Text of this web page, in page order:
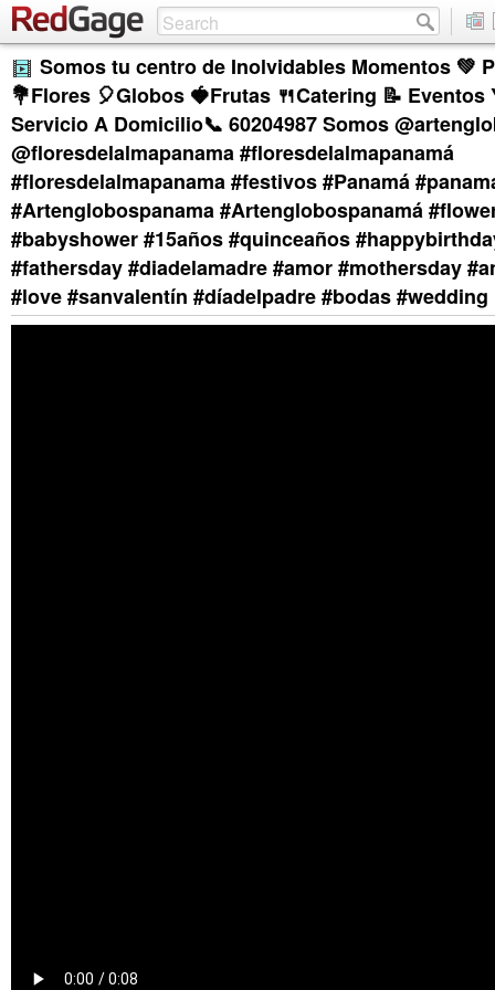
Somos tu centro de Inolvidables Momentos 💚
💐Flores 🎈Globos 🍓Frutas 🍴Catering 📝 Eventos
Servicio A Domicilio📞 60204987 Somos
@floresdelalmapanama #floresdelalmapanamá
#floresdelalmapanama #festivos #Panamá
#Artenglobospanama #Artenglobospanamá
#babyshower #15años #quinceaños
#fathersday #diadelamadre #amor #mothersday
#love #sanvalentín #díadelpadre #bodas #wedding